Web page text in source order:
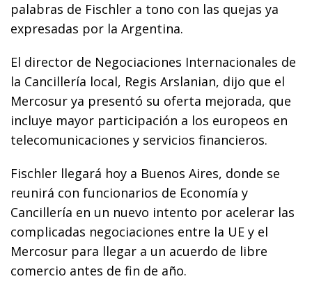
palabras de Fischler a tono con las quejas ya
expresadas por la Argentina.
El director de Negociaciones Internacionales de
la Cancillería local, Regis Arslanian, dijo que el
Mercosur ya presentó su oferta mejorada, que
incluye mayor participación a los europeos en
telecomunicaciones y servicios financieros.
Fischler llegará hoy a Buenos Aires, donde se
reunirá con funcionarios de Economía y
Cancillería en un nuevo intento por acelerar las
complicadas negociaciones entre la UE y el
Mercosur para llegar a un acuerdo de libre
comercio antes de fin de año.